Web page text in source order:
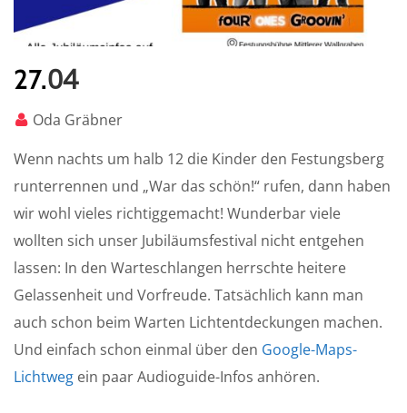
27.04
Oda Gräbner
Wenn nachts um halb 12 die Kinder den Festungsberg
runterrennen und „War das schön!“ rufen, dann haben
wir wohl vieles richtiggemacht! Wunderbar viele
wollten sich unser Jubiläumsfestival nicht entgehen
lassen: In den Warteschlangen herrschte heitere
Gelassenheit und Vorfreude. Tatsächlich kann man
auch schon beim Warten Lichtentdeckungen machen.
Und einfach schon einmal über den Google-Maps-
Lichtweg ein paar Audioguide-Infos anhören.